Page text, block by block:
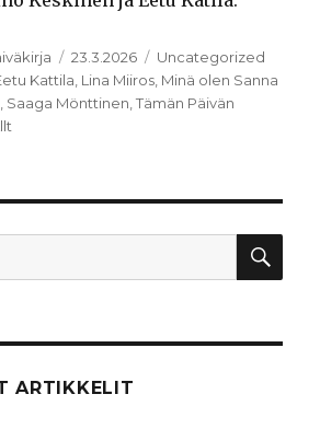
Julkaistu
23.3.2026 Kategoriat
Uncategorized
Kattila, Lina Miiros, Minä olen Sanna
, Saaga Mönttinen,Tämän Päivän
ARTIKKELIT